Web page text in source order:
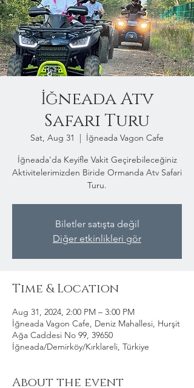
İğneada Atv
Safari Turu
Sat, Aug 31
  |
İğneada Vagon Cafe
İğneada'da Keyifle Vakit Geçirebileceğiniz
Aktivitelerimizden Biride Ormanda Atv Safari
Turu.
Biletler satışta değil
Diğer etkinlikleri gör
Time & Location
Aug 31, 2024, 2:00 PM – 3:00 PM
İğneada Vagon Cafe, Deniz Mahallesi, Hurşit
Ağa Caddesi No 99, 39650
İğneada/Demirköy/Kırklareli, Türkiye
About the event